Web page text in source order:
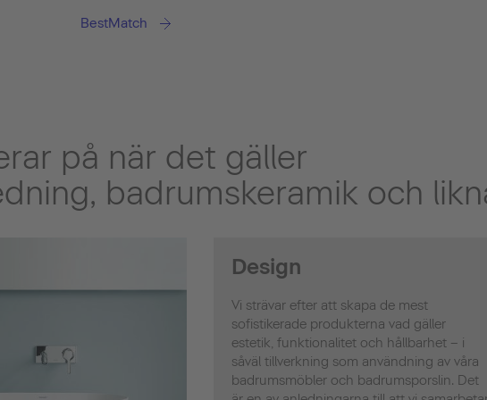
BestMatch
på när det gäller
badrumskeramik och
Design
Vi strävar efter att skapa de mest
sofistikerade produkterna vad gäller
estetik, funktionalitet och hållbarhet – i
såväl tillverkning som användning av våra
badrumsmöbler och badrumsporslin. Det